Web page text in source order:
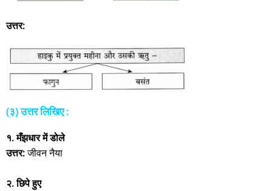
उत्तर:
(३) उत्तर लिखिए :
१. मँझधार में डोले
उत्तर:जीवन नैया
२. छिपे हुए